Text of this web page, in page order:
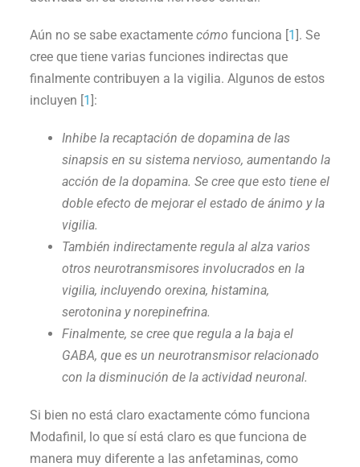
Aún no se sabe exactamente cómo funciona [1]. Se
cree que tiene varias funciones indirectas que
finalmente contribuyen a la vigilia. Algunos de estos
incluyen [1]:
Inhibe la recaptación de dopamina de las
sinapsis en su sistema nervioso, aumentando la
acción de la dopamina. Se cree que esto tiene el
doble efecto de mejorar el estado de ánimo y la
vigilia.
También indirectamente regula al alza varios
otros neurotransmisores involucrados en la
vigilia, incluyendo orexina, histamina,
serotonina y norepinefrina.
Finalmente, se cree que regula a la baja el
GABA, que es un neurotransmisor relacionado
con la disminución de la actividad neuronal.
Si bien no está claro exactamente cómo funciona
Modafinil, lo que sí está claro es que funciona de
manera muy diferente a las anfetaminas, como